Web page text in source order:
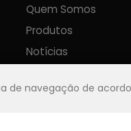
Quem Somos
Produtos
Notícias
Política de
de navegação de